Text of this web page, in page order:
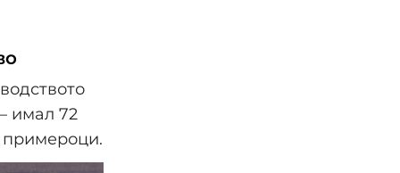
имал 72
примероци.